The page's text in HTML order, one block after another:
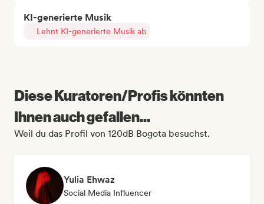
KI-generierte Musik
Lehnt KI-generierte Musik ab
Diese Kuratoren/Profis könnten
Ihnen auch gefallen...
Weil du das Profil von 120dB Bogota besuchst.
Yulia Ehwaz
Social Media Influencer